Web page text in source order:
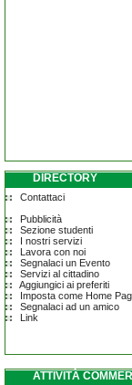
DIRECTORY
Contattaci
Pubblicità
Sezione studenti
I nostri servizi
Lavora con noi
Segnalaci un Evento
Servizi al cittadino
Aggiungici ai preferiti
Imposta come Home
Segnalaci ad un amico
Link
ATTIVITÀ